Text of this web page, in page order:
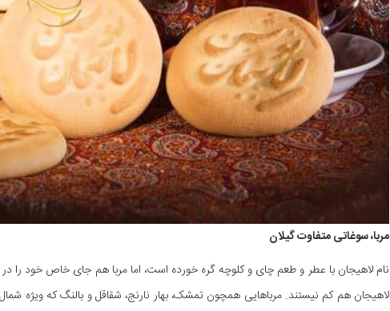
مربا، سوغاتی متفاوت گیلان
نام لاهیجان با عطر و طعم چای و کلوچه گره خورده است، اما مربا هم جای خاص خود را
لاهیجان هم کم نیستند. مرباهایی همچون تمشک، بهار نارنج، شقاقل و بالنگ که ویژه‌